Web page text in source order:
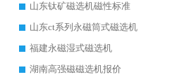
山东钛矿磁选机磁性标准
山东ct系列永磁筒式磁选机
福建永磁湿式磁选机
湖南高强磁磁选机报价